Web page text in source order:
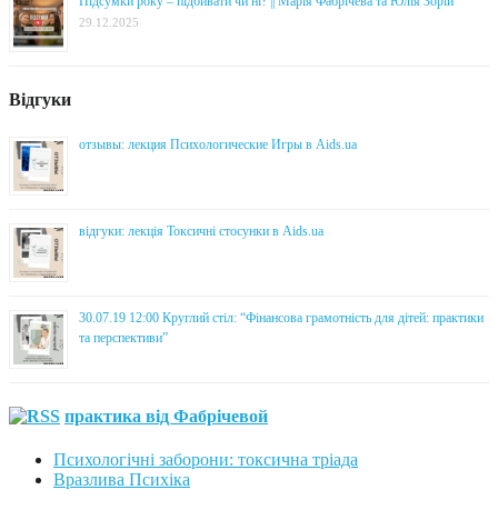
29.12.2025
Відгуки
отзывы: лекция Психологические Игры в Aids.ua
відгуки: лекція Токсичні стосунки в Aids.ua
30.07.19 12:00 Круглий стіл: “Фінансова грамотність для дітей: практики
та перспективи”
практика від Фабрічевой
Психологічні заборони: токсична тріада
Вразлива Психіка